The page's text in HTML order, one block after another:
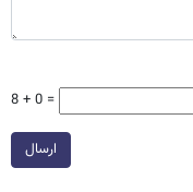
8 + 0 =
ارسال